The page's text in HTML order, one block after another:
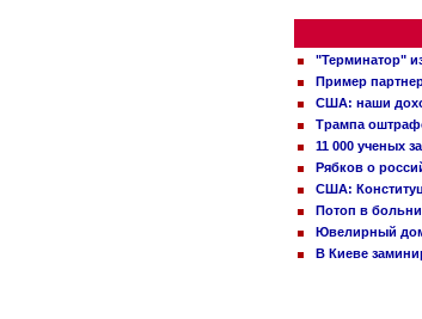
"Терминатор"
Пример
США: наши
Трампа
11 000 ученых
Рябков о
США:
Потоп в
Ювелирный
В Киеве